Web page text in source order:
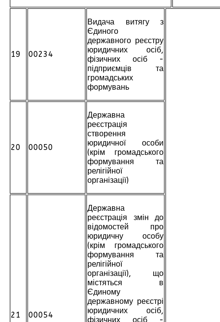
19 00234
Видача витягу з
Єдиного
державного реєстру
юридичних осіб,
фізичних осіб -
підприємців та
громадських
формувань
20 00050
Державна
реєстрація
створення
юридичної особи
(крім громадського
формування та
релігійної
організації)
21 00054
Державна
реєстрація змін до
відомостей про
юридичну особу
(крім громадського
формування та
релігійної
організації), що
містяться в
Єдиному
державному реєстрі
юридичних осіб,
фізичних осіб -